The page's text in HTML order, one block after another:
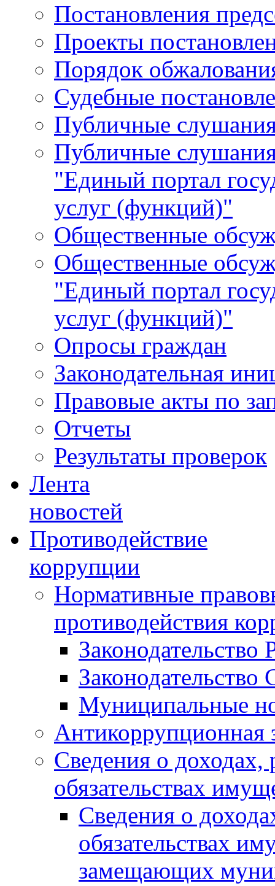
Постановления
Проекты
Порядок
Судебные
Публичные
Публичные
"Единый портал
услуг (функций)"
Общественные
Общественные
"Единый портал
услуг (функций)"
Опросы граждан
Законодательная
Правовые акты по
Отчеты
Результаты проверок
Лента
новостей
Противодействие
коррупции
Нормативные
противодействия
Законодательство
Муниципальные
Антикоррупционная
Сведения о доходах,
обязательствах
Сведения о
обязательствах
замещающих